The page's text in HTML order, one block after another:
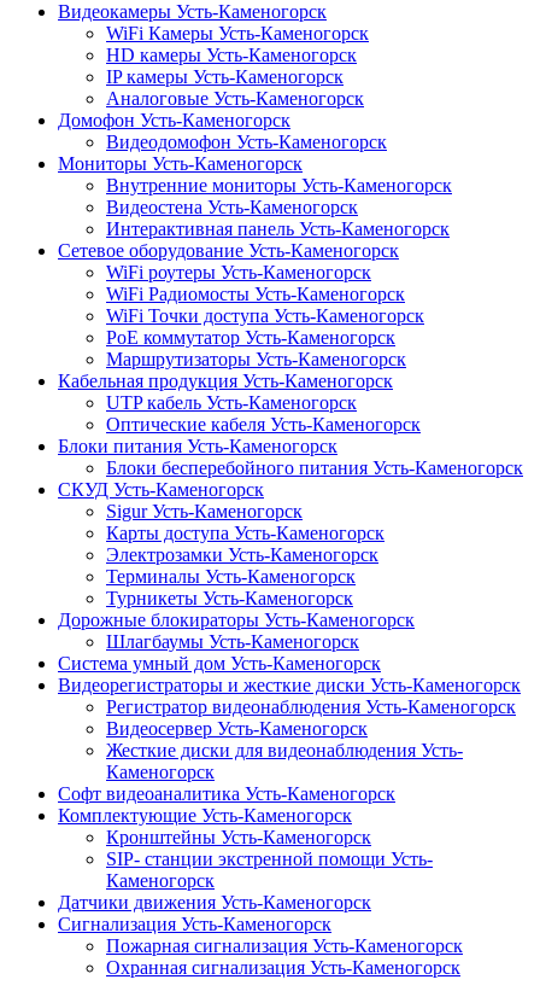
Видеокамеры Усть-Каменогорск
WiFi Камеры Усть-Каменогорск
HD камеры Усть-Каменогорск
IP камеры Усть-Каменогорск
Аналоговые Усть-Каменогорск
Домофон Усть-Каменогорск
Видеодомофон Усть-Каменогорск
Мониторы Усть-Каменогорск
Внутренние мониторы Усть-Каменогорск
Видеостена Усть-Каменогорск
Интерактивная панель Усть-Каменогорск
Сетевое оборудование Усть-Каменогорск
WiFi роутеры Усть-Каменогорск
WiFi Радиомосты Усть-Каменогорск
WiFi Точки доступа Усть-Каменогорск
PoE коммутатор Усть-Каменогорск
Маршрутизаторы Усть-Каменогорск
Кабельная продукция Усть-Каменогорск
UTP кабель Усть-Каменогорск
Оптические кабеля Усть-Каменогорск
Блоки питания Усть-Каменогорск
Блоки бесперебойного питания Усть-Каменогорск
СКУД Усть-Каменогорск
Sigur Усть-Каменогорск
Карты доступа Усть-Каменогорск
Электрозамки Усть-Каменогорск
Терминалы Усть-Каменогорск
Турникеты Усть-Каменогорск
Дорожные блокираторы Усть-Каменогорск
Шлагбаумы Усть-Каменогорск
Система умный дом Усть-Каменогорск
Видеорегистраторы и жесткие диски Усть-Каменогорск
Регистратор видеонаблюдения Усть-Каменогорск
Видеосервер Усть-Каменогорск
Жесткие диски для видеонаблюдения Усть-
Каменогорск
Софт видеоаналитика Усть-Каменогорск
Комплектующие Усть-Каменогорск
Кронштейны Усть-Каменогорск
SIP- станции экстренной помощи Усть-
Каменогорск
Датчики движения Усть-Каменогорск
Сигнализация Усть-Каменогорск
Пожарная сигнализация Усть-Каменогорск
Охранная сигнализация Усть-Каменогорск